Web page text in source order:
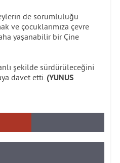
de sorumluluğu
ve çocuklarımıza çevre
yaşanabilir bir Çine
şekilde sürdürüleceğini
davet etti. (YUNUS